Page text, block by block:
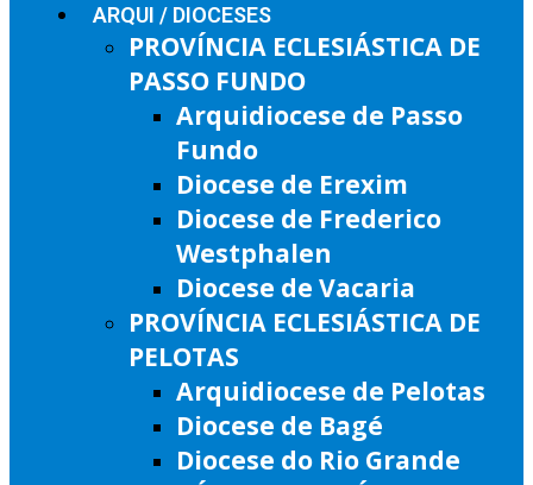
ARQUI / DIOCESES
PROVÍNCIA ECLESIÁSTICA DE
PASSO FUNDO
Arquidiocese de Passo
Fundo
Diocese de Erexim
Diocese de Frederico
Westphalen
Diocese de Vacaria
PROVÍNCIA ECLESIÁSTICA DE
PELOTAS
Arquidiocese de Pelotas
Diocese de Bagé
Diocese do Rio Grande